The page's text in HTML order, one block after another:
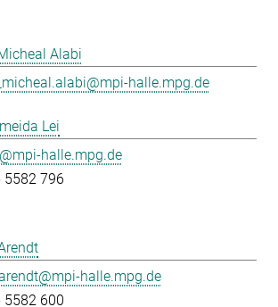
Alabi
halle.mpg.de
Lei
halle.mpg.de
5582 796
halle.mpg.de
5582 600